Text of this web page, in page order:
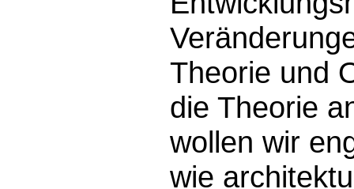
Theorie und
die Theorie
wollen wir
wie